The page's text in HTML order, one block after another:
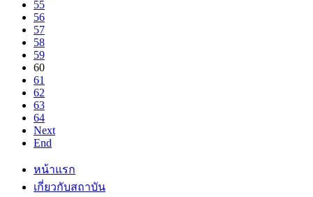
55
56
57
58
59
60
61
62
63
64
Next
End
หน้าแรก
เกี่ยวกับสถาบัน